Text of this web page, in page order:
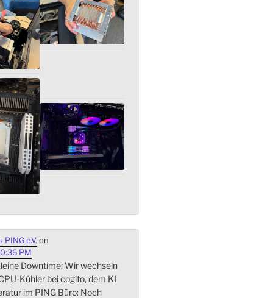
PING e.V. on
PM
Downtime: Wir wechseln
Kühler bei cogito, dem KI
im PING Büro: Noch